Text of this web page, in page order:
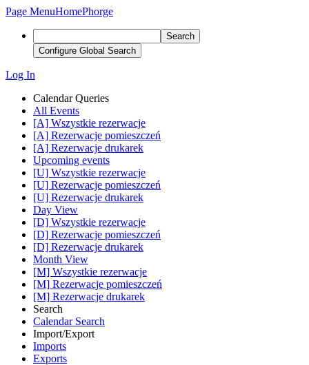
Page MenuHomePhorge
Search
Configure Global Search
Log In
Calendar Queries
All Events
[A] Wszystkie rezerwacje
[A] Rezerwacje pomieszczeń
[A] Rezerwacje drukarek
Upcoming events
[U] Wszystkie rezerwacje
[U] Rezerwacje pomieszczeń
[U] Rezerwacje drukarek
Day View
[D] Wszystkie rezerwacje
[D] Rezerwacje pomieszczeń
[D] Rezerwacje drukarek
Month View
[M] Wszystkie rezerwacje
[M] Rezerwacje pomieszczeń
[M] Rezerwacje drukarek
Search
Calendar Search
Import/Export
Imports
Exports